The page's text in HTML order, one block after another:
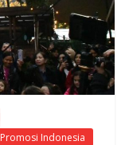
Promosi Indonesia